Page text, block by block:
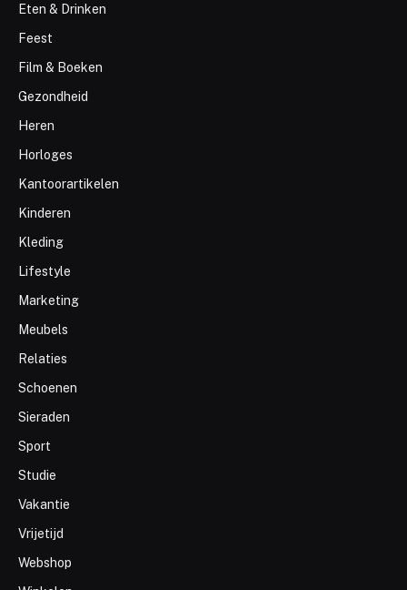
Eten & Drinken
Feest
Film & Boeken
Gezondheid
Heren
Horloges
Kantoorartikelen
Kinderen
Kleding
Lifestyle
Marketing
Meubels
Relaties
Schoenen
Sieraden
Sport
Studie
Vakantie
Vrijetijd
Webshop